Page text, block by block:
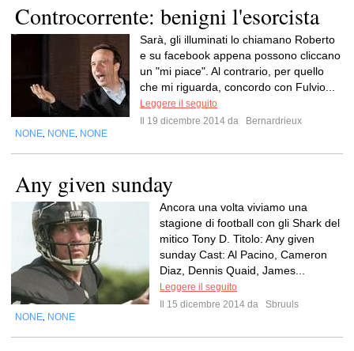
Controcorrente: benigni l'esorcista
Sarà, gli illuminati lo chiamano Roberto
e su facebook appena possono cliccano
un "mi piace". Al contrario, per quello
che mi riguarda, concordo con Fulvio...
Leggere il seguito
Il 19 dicembre 2014 da
Bernardrieux
NONE NONE NONE
Any given sunday
Ancora una volta viviamo una
stagione di football con gli Shark del
mitico Tony D. Titolo: Any given
sunday Cast: Al Pacino, Cameron
Diaz, Dennis Quaid, James...
Leggere il seguito
Il 15 dicembre 2014 da
Sbruuls
NONE NONE